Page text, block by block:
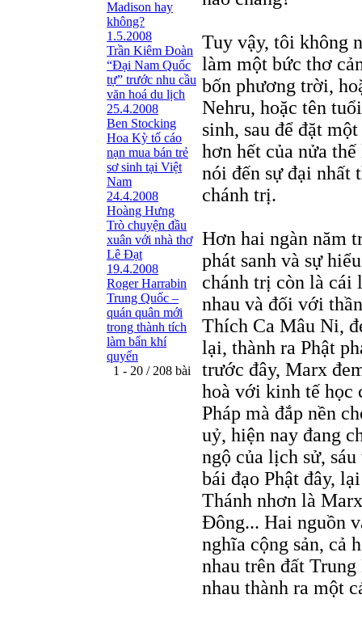
Madison hay
không?
1.5.2008
Trần Kiêm Đoàn
“Đại Nam Quốc
tự” trước nhu cầu
văn hoá du lịch
25.4.2008
Ben Stocking
Hoa Kỳ tố cáo
nạn mua bán trẻ
sơ sinh tại Việt
Nam
24.4.2008
Hoàng Hưng
Trò chuyện đầu
xuân với nhà thơ
Lê Đạt
19.4.2008
Roger Harrabin
Trung Quốc –
quán quân mới
trong thành tích
làm bẩn khí
quyển
1 - 20 / 208 bài
Tuy vậy, tôi không
làm một bức thơ
bốn phương trời,
Nehru, hoặc tên
sinh, sau để đặt
hơn hết của nửa
nói đến sự đại nhất
chánh trị.
Hơn hai ngàn năm
phát sanh và sự
chánh trị còn là cái
nhau và đối với
Thích Ca Mâu Ni,
lại, thành ra Phật
trước đây, Marx
hoà với kinh tế học
Pháp mà đắp nền
uỷ, hiện nay đang
ngộ của lịch sử,
bái đạo Phật đây,
Thánh nhơn là
Đông... Hai nguồn
nghĩa cộng sản, cả
nhau trên đất
nhau thành ra một